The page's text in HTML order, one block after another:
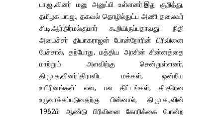
பா.ஜ.,வினர் மனு அனுப்பி உள்ளனர்.இது குறித்து,
தமிழக பா.ஜ., தகவல் தொழில்நுட்ப அணி தலைவர்
சி.டி.ஆர்.நிர்மல்குமார் கூறியிருப்பதாவது: நிதி
அமைச்சர் தியாகராஜன் போன்றோரின் பிரிவினை
பேச்சால், தற்போது, மத்திய அரசின் சின்னத்தை
மாற்றும் அளவிற்கு சென்றுள்ளனர்,
தி.மு.க,வினர்.'திராவிட மக்கள், ஒன்றிய
உயிரினங்கள்' என, பல திட்டங்கள், திடீரென
உருவாக்கப்படுவதற்கு பின்னால், தி.மு.க.,வின்
1962ம் ஆண்டு பிரிவினை கோரிக்கை போன்ற